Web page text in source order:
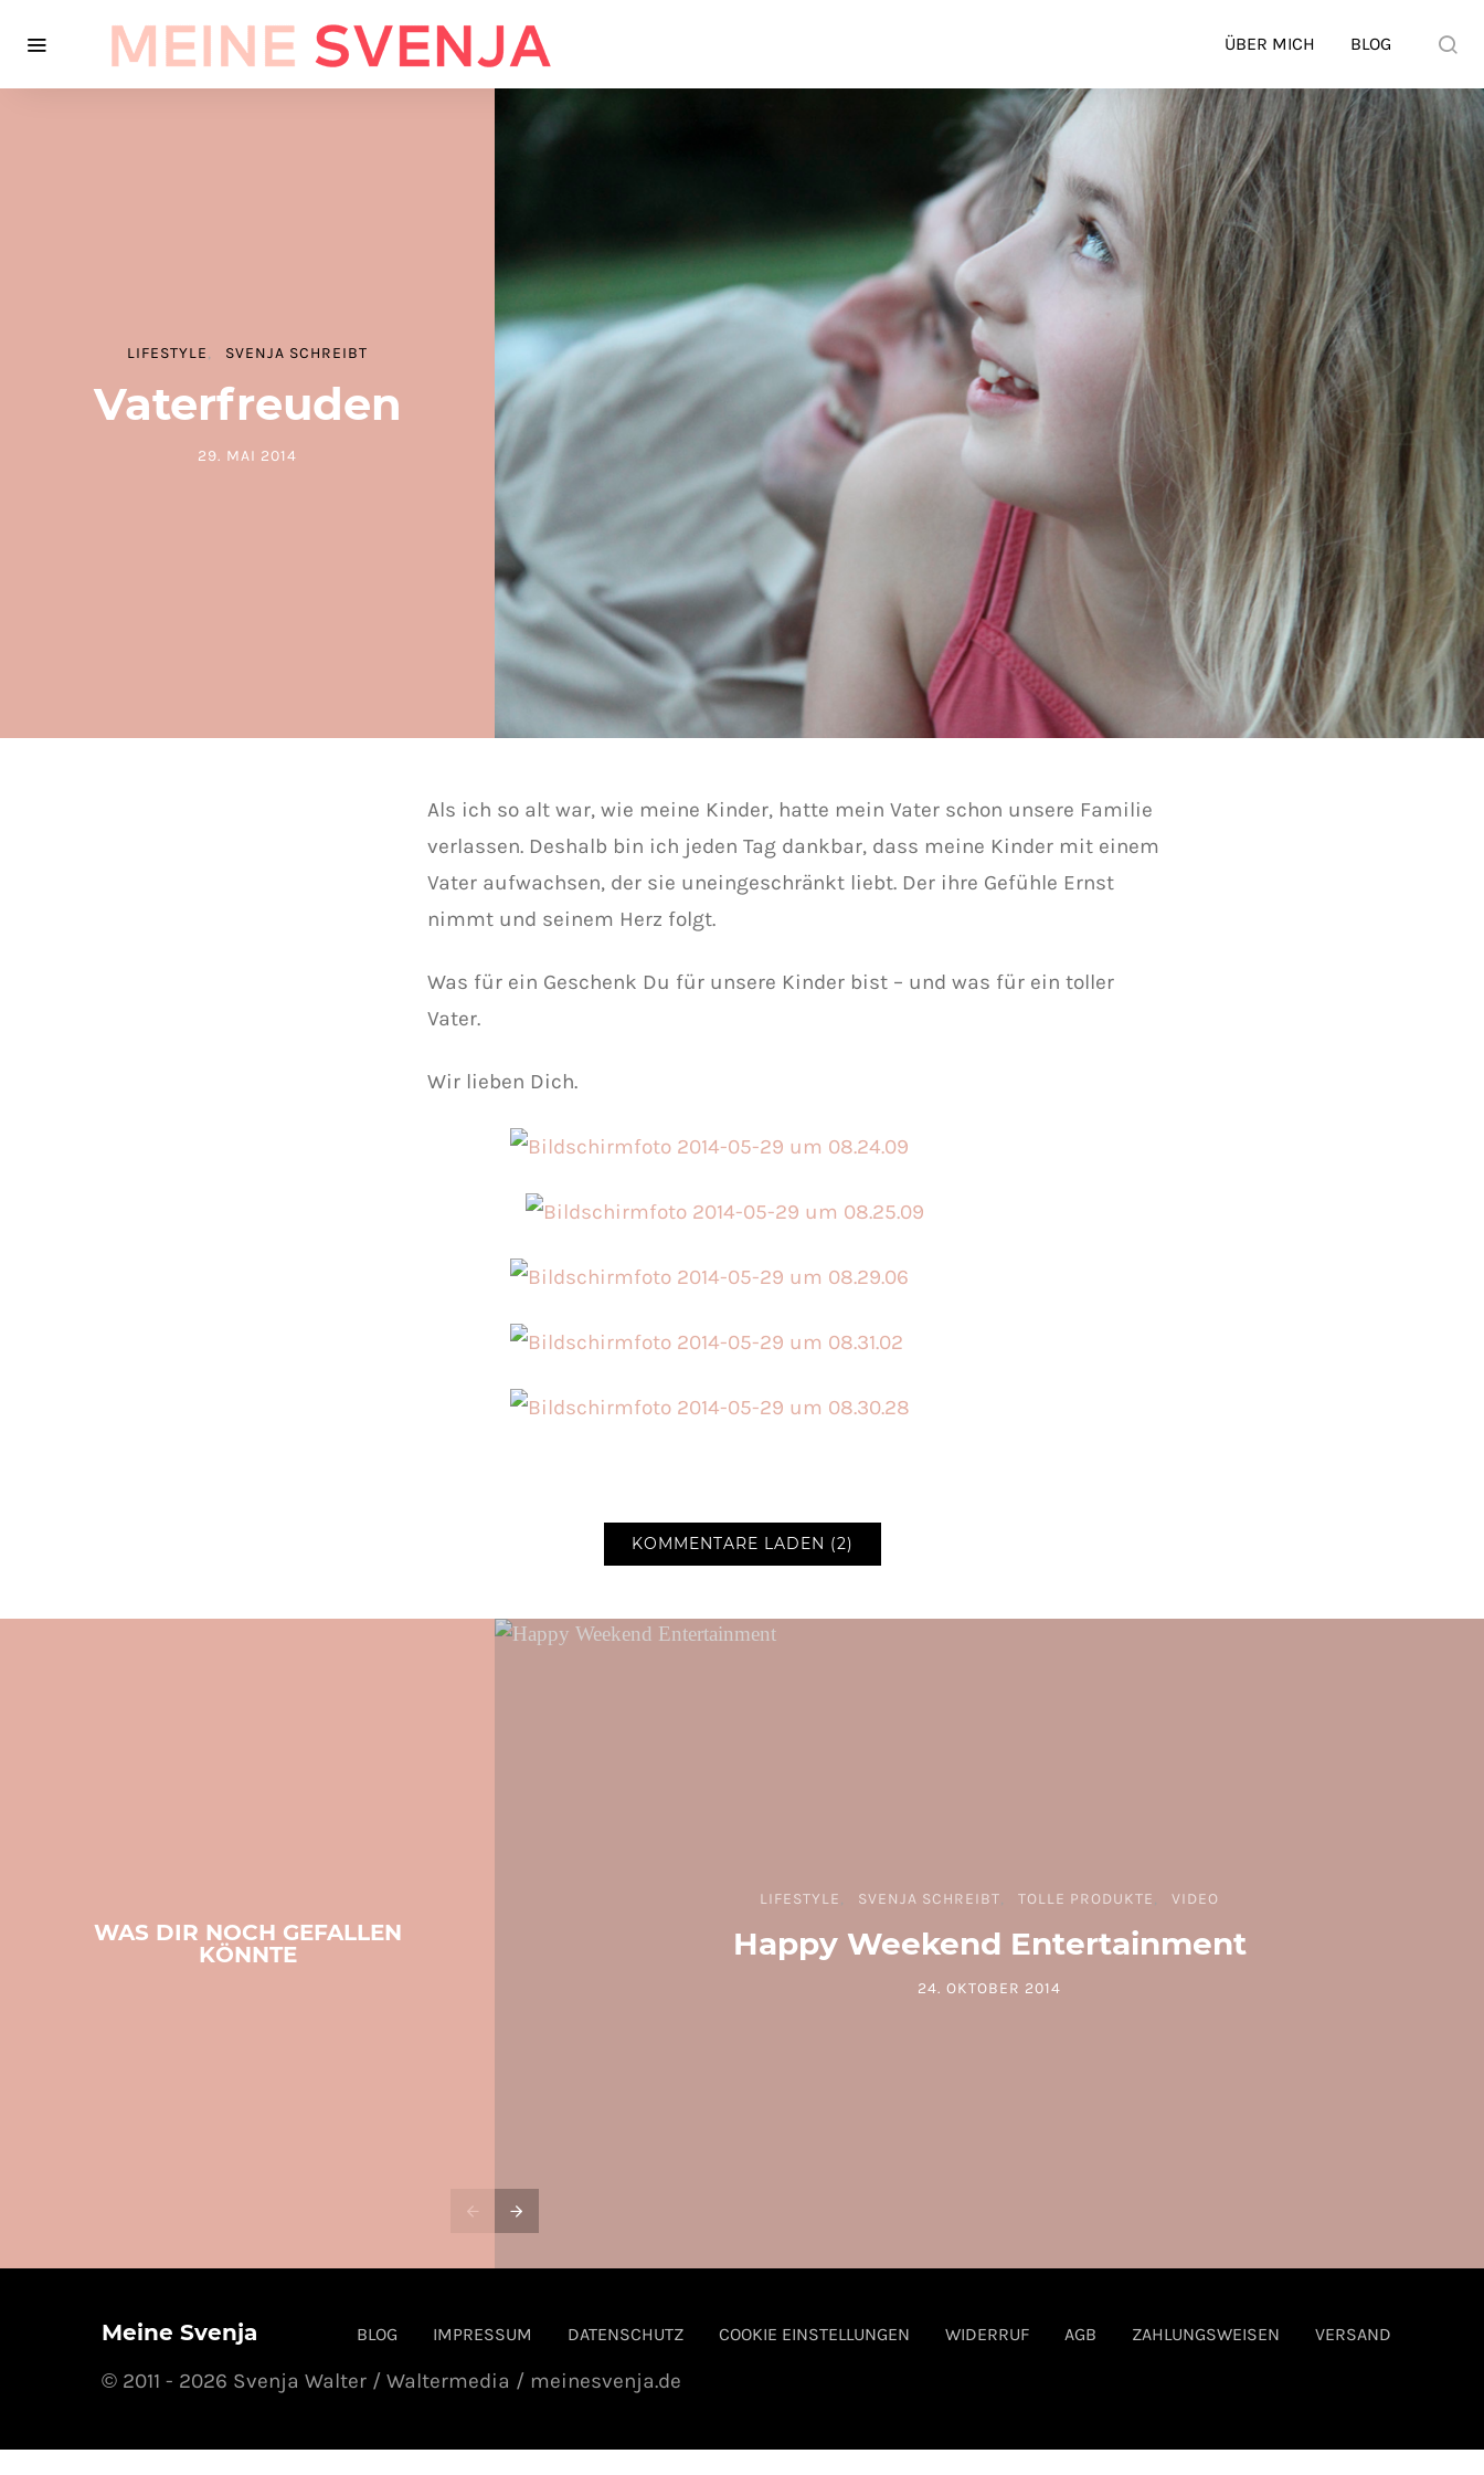
ÜBER MICH BLOG
LIFESTYLE SVENJA SCHREIBT
Vaterfreuden
POSTED ON
29. MAI 2014
Als ich so alt war, wie meine Kinder, hatte mein Vater schon unsere Familie
verlassen. Deshalb bin ich jeden Tag dankbar, dass meine Kinder mit einem
Vater aufwachsen, der sie uneingeschränkt liebt. Der ihre Gefühle Ernst
nimmt und seinem Herz folgt.
Was für ein Geschenk Du für unsere Kinder bist – und was für ein toller
Vater.
Wir lieben Dich.
KOMMENTARE LADEN (2)
WAS DIR NOCH GEFALLEN
KÖNNTE
LIFESTYLE SVENJA SCHREIBT TOLLE PRODUKTE VIDEO
Happy Weekend Entertainment
POSTED ON
24. OKTOBER 2014
Meine Svenja BLOG IMPRESSUM DATENSCHUTZ COOKIE EINSTELLUNGEN WIDERRUF AGB ZAHLUNGSWEISEN VERSAND
© 2011 - 2026 Svenja Walter / Waltermedia / meinesvenja.de